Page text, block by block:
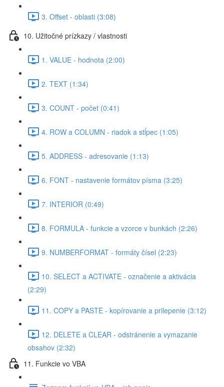
3. Offset - oblasti (3:08)
10. Užitočné prízkazy / vlastnosti
1. VALUE - hodnota (2:00)
2. TEXT (1:34)
3. COUNT - počet (0:41)
4. ROW a COLUMN - riadok a stĺpec (1:05)
5. ADDRESS - adresovanie (1:13)
6. FONT - nastavenie formátov písma (3:25)
7. INTERIOR (0:49)
8. FORMULA - funkcie a vzorce v bunkách (2:26)
9. NUMBERFORMAT - formáty čísel (2:23)
10. SELECT a ACTIVATE - označenie a aktivácia
(2:29)
11. COPY a PASTE - kopírovanie a prilepenie (3:12)
12. DELETE a CLEAR - odstránenie a vymazanie
obsahov (2:32)
11. Funkcie vo VBA